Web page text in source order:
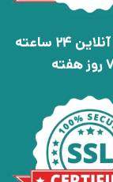
پشتیبانی آنلاین 24 ساعته